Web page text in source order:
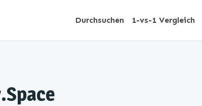
Durchsuchen 1-vs-1 Vergleich